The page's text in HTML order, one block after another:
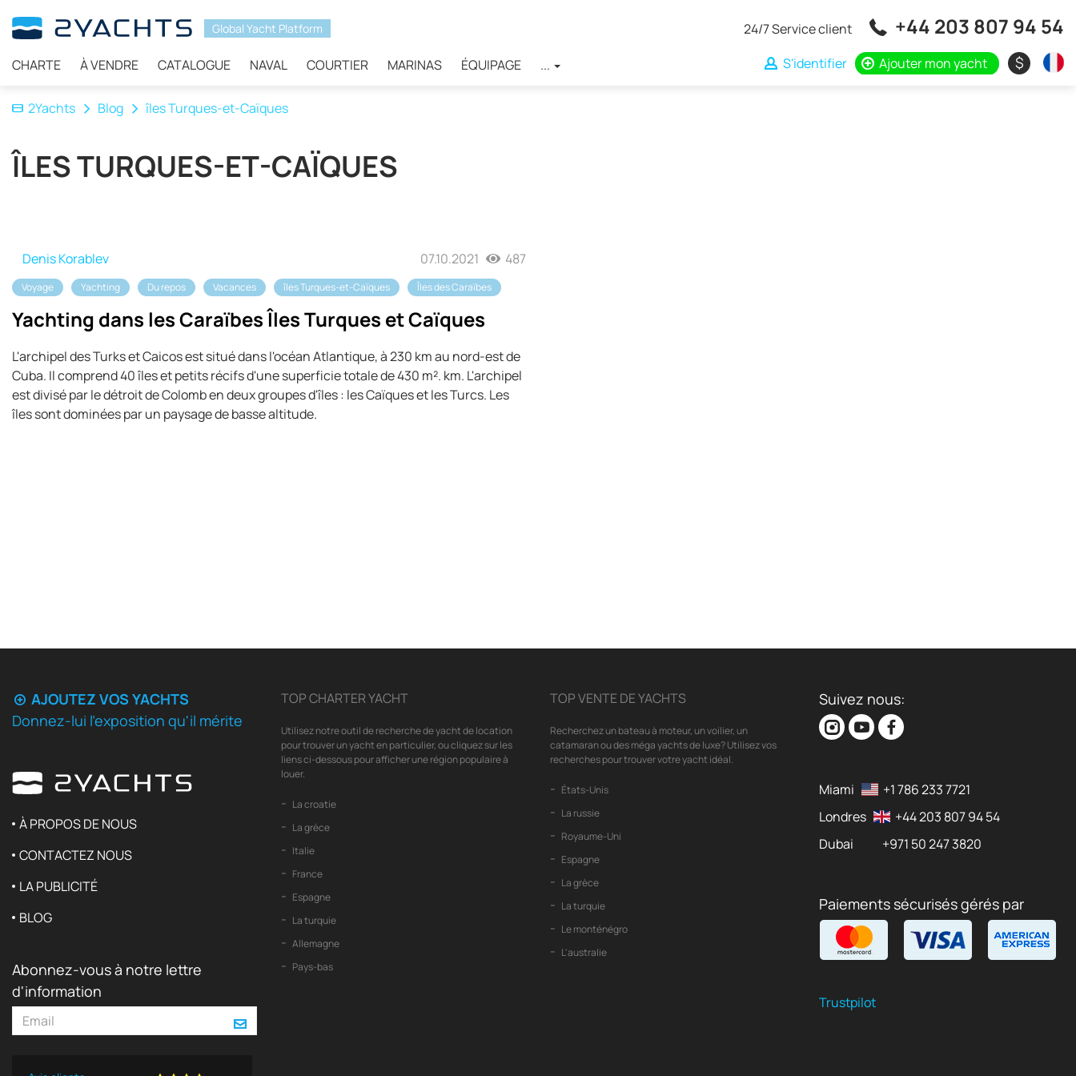
Global Yacht Platform
CHARTE À VENDRE CATALOGUE NAVAL COURTIER MARINAS ÉQUIPAGE ...
24/7 Service client +44 203 807 94 54
S'identifier Ajouter mon yacht $
2Yachts Blog îles Turques-et-Caïques
ÎLES TURQUES-ET-CAÏQUES
Denis Korablev 07.10.2021 487
Voyage Yachting Du repos Vacances îles Turques-et-Caïques Îles des Caraïbes
Yachting dans les Caraïbes Îles Turques et Caïques
L'archipel des Turks et Caicos est situé dans l'océan Atlantique, à 230 km au nord-est de
Cuba. Il comprend 40 îles et petits récifs d'une superficie totale de 430 m². km. L'archipel
est divisé par le détroit de Colomb en deux groupes d'îles : les Caïques et les Turcs. Les
îles sont dominées par un paysage de basse altitude.
AJOUTEZ VOS YACHTS
Donnez-lui l'exposition qu'il mérite
À PROPOS DE NOUS
CONTACTEZ NOUS
LA PUBLICITÉ
BLOG
Abonnez-vous à notre lettre
d'information
TOP CHARTER YACHT
Utilisez notre outil de recherche de yacht de location
pour trouver un yacht en particulier, ou cliquez sur les
liens ci-dessous pour afficher une région populaire à
louer.
La croatie
La grèce
Italie
France
Espagne
La turquie
Allemagne
Pays-bas
TOP VENTE DE YACHTS
Recherchez un bateau à moteur, un voilier, un
catamaran ou des méga yachts de luxe? Utilisez vos
recherches pour trouver votre yacht idéal.
États-Unis
La russie
Royaume-Uni
Espagne
La grèce
La turquie
Le monténégro
L'australie
Suivez nous:
Miami
+1 786 233 7721
Londres
+44 203 807 94 54
Dubai
+971 50 247 3820
Paiements sécurisés gérés par
Trustpilot